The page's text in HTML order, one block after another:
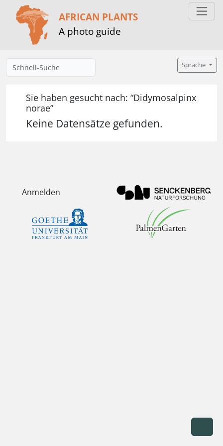
AFRICAN PLANTS
A photo guide
Sprache
Sie haben gesucht nach: “Didymosalpinx
norae”
Keine Datensätze gefunden.
Anmelden